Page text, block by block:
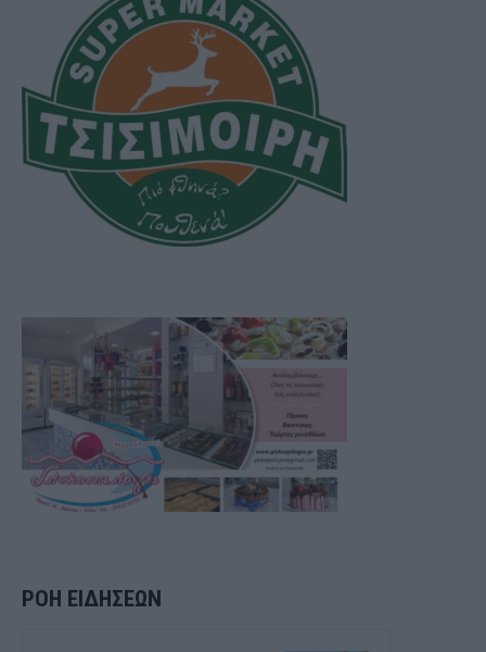
ΡΟΗ ΕΙΔΗΣΕΩΝ